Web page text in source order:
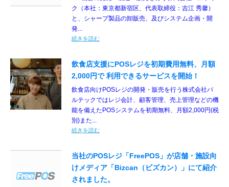
ク（本社：東京都新宿区、代表取締役：吉江 秀馨）
と、シャープ製品の卸販売、及びシステム企画・開
発...
続きを読む
飲食店支援にPOSレジを初期費用無料、月額
2,000円で 利用できるサービスを開始！
飲食店向けPOSレジの開発・販売を行う株式会社バ
ルテックではレジ会計、顧客管理、売上管理などの機
能を備えたPOSシステムを初期無料、月額2,000円(税
別)また...
続きを読む
当社のPOSレジ「FreePOS」が店舗・施設向
けメディア「Bizcan（ビズカン）」にて紹介
されました。